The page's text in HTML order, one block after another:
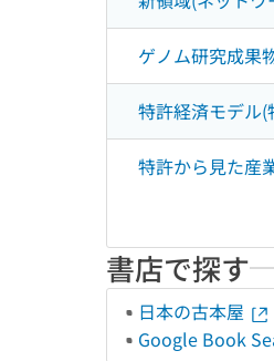
ゲノム研究成果
特許経済モデル
特許から見た産
書店で探す
日本の古本屋
Google Book